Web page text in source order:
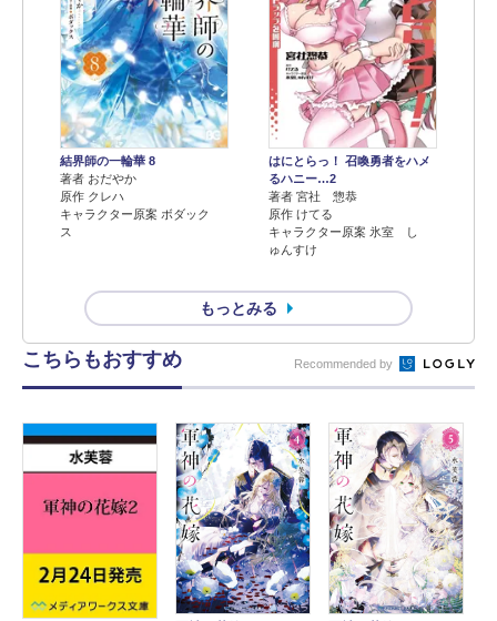
結界師の一輪華 8
著者 おだやか
原作 クレハ
キャラクター原案 ボダック
ス
はにとらっ！ 召喚勇者をハメ
るハニー…2
著者 宮社 惣恭
原作 けてる
キャラクター原案 氷室 し
ゅんすけ
もっとみる
こちらもおすすめ Recommended by